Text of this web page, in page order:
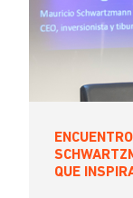
QUE